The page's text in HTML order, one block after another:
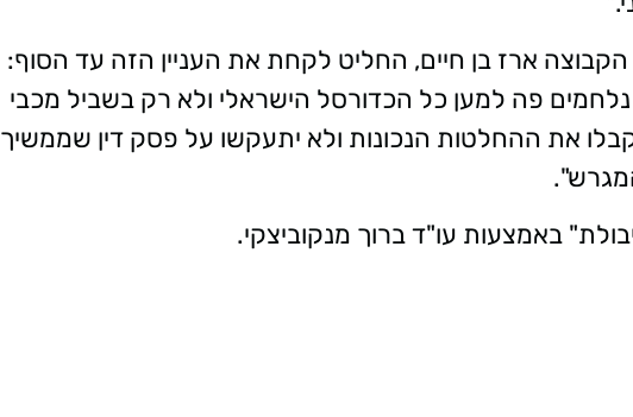
הקבוצה ארז בן חיים, החליט לקחת את העניין הזה עד הסוף:
נלחמים פה למען כל הכדורסל הישראלי ולא רק בשביל מכבי
את ההחלטות הנכונות ולא יתעקשו על פסק דין שממשיך
באמצעות עו"ד ברוך מנקוביצקי.